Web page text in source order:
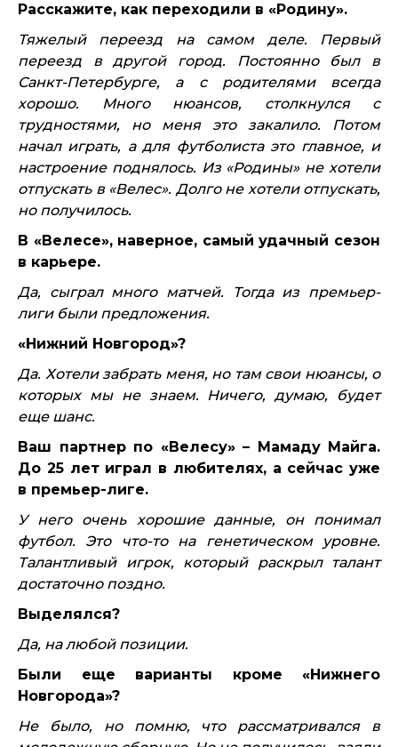
Расскажите, как переходили в «Родину».
Тяжелый переезд на самом деле. Первый
переезд в другой город. Постоянно был в
Санкт-Петербурге, а с родителями всегда
хорошо. Много нюансов, столкнулся с
трудностями, но меня это закалило. Потом
начал играть, а для футболиста это главное, и
настроение поднялось. Из «Родины» не хотели
отпускать в «Велес». Долго не хотели отпускать,
но получилось.
В «Велесе», наверное, самый удачный сезон
в карьере.
Да, сыграл много матчей. Тогда из премьер-
лиги были предложения.
«Нижний Новгород»?
Да. Хотели забрать меня, но там свои нюансы, о
которых мы не знаем. Ничего, думаю, будет
еще шанс.
Ваш партнер по «Велесу» – Мамаду Майга.
До 25 лет играл в любителях, а сейчас уже
в премьер-лиге.
У него очень хорошие данные, он понимал
футбол. Это что-то на генетическом уровне.
Талантливый игрок, который раскрыл талант
достаточно поздно.
Выделялся?
Да, на любой позиции.
Были еще варианты кроме «Нижнего
Новгорода»?
Не было, но помню, что рассматривался в